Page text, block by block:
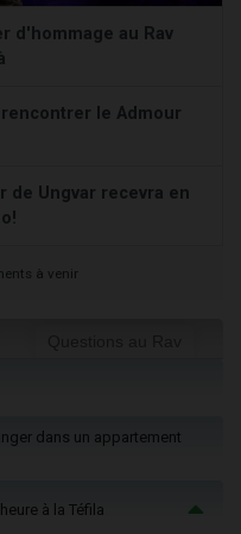
d'hommage au Rav
le Admour
de Ungvar recevra en
à venir
dans un appartement
à la Téfila